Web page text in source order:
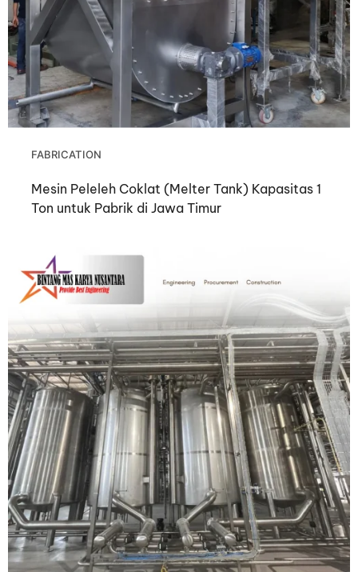
FABRICATION
Mesin Peleleh Coklat (Melter Tank) Kapasitas 1
Ton untuk Pabrik di Jawa Timur